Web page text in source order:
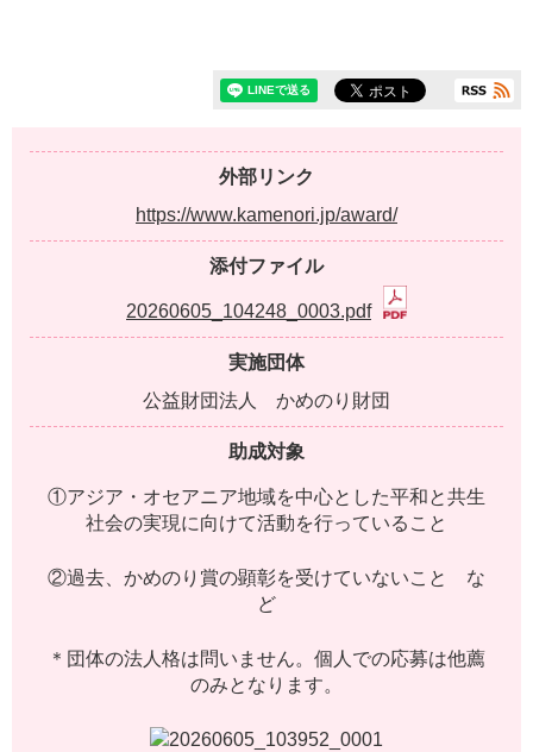
外部リンク
https://www.kamenori.jp/award/
添付ファイル
20260605_104248_0003.pdf
実施団体
公益財団法人 かめのり財団
助成対象
①アジア・オセアニア地域を中心とした平和と共生
社会の実現に向けて活動を行っていること
②過去、かめのり賞の顕彰を受けていないこと な
ど
＊団体の法人格は問いません。個人での応募は他薦
のみとなります。